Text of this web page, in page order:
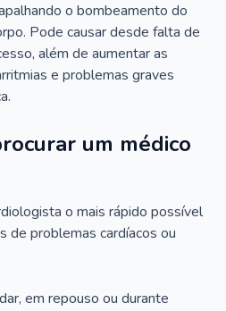
o bombeamento do
Pode causar desde falta de
além de aumentar as
e problemas graves
um médico
o mais rápido possível
de problemas cardíacos ou
em repouso ou durante